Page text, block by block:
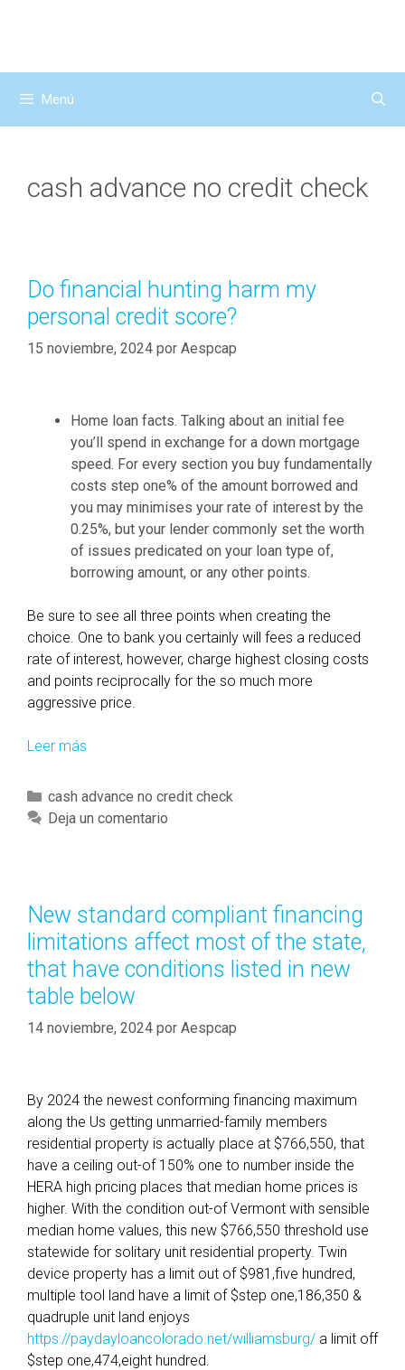
Menú
cash advance no credit check
Do financial hunting harm my
personal credit score?
15 noviembre, 2024 por Aespcap
Home loan facts. Talking about an initial fee
you’ll spend in exchange for a down mortgage
speed. For every section you buy fundamentally
costs step one% of the amount borrowed and
you may minimises your rate of interest by the
0.25%, but your lender commonly set the worth
of issues predicated on your loan type of,
borrowing amount, or any other points.
Be sure to see all three points when creating the
choice. One to bank you certainly will fees a reduced
rate of interest, however, charge highest closing costs
and points reciprocally for the so much more
aggressive price.
Leer más
f
i
a
l
u
n
n
g
h
a
r
m
m
y
p
e
r
s
o
C
a
r
í
a
s
cash advance no credit check
Deja un comentario
New standard compliant financing
limitations affect most of the state,
that have conditions listed in new
table below
14 noviembre, 2024 por Aespcap
By 2024 the newest conforming financing maximum
along the Us getting unmarried-family members
residential property is actually place at $766,550, that
have a ceiling out-of 150% one to number inside the
HERA high pricing places that median home prices is
higher. With the condition out-of Vermont with sensible
median home values, this new $766,550 threshold use
statewide for solitary unit residential property. Twin
device property has a limit out of $981,five hundred,
multiple tool land have a limit of $step one,186,350 &
quadruple unit land enjoys
https://paydayloancolorado.net/williamsburg/ a limit off
$step one,474,eight hundred.